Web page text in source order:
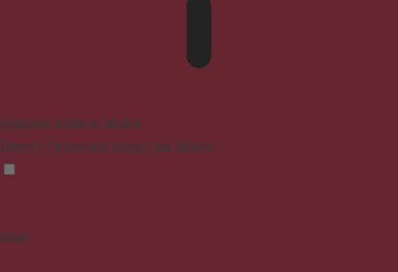
Epilepsie-sicherer Modus
Dämpft Farben und stoppt das Blinken
Inhalt